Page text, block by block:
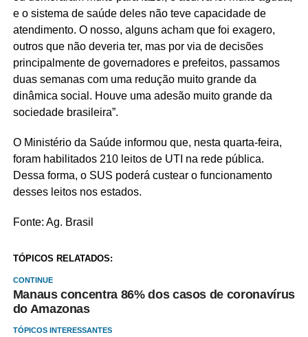
e o sistema de saúde deles não teve capacidade de
atendimento. O nosso, alguns acham que foi exagero,
outros que não deveria ter, mas por via de decisões
principalmente de governadores e prefeitos, passamos
duas semanas com uma redução muito grande da
dinâmica social. Houve uma adesão muito grande da
sociedade brasileira”.
O Ministério da Saúde informou que, nesta quarta-feira,
foram habilitados 210 leitos de UTI na rede pública.
Dessa forma, o SUS poderá custear o funcionamento
desses leitos nos estados.
Fonte: Ag. Brasil
TÓPICOS RELATADOS:
CONTINUE
Manaus concentra 86% dos casos de coronavírus
do Amazonas
TÓPICOS INTERESSANTES